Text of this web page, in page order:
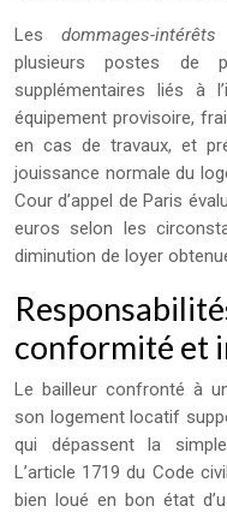
Les dommages-
plusieurs postes de
supplémentaires liés à
équipement provisoire,
en cas de travaux, et
jouissance normale du
Cour d’appel de Paris
euros selon les
diminution de loyer
conformité et
Le bailleur confronté à
son logement locatif
qui dépassent la
L’article 1719 du Code
bien loué en bon état